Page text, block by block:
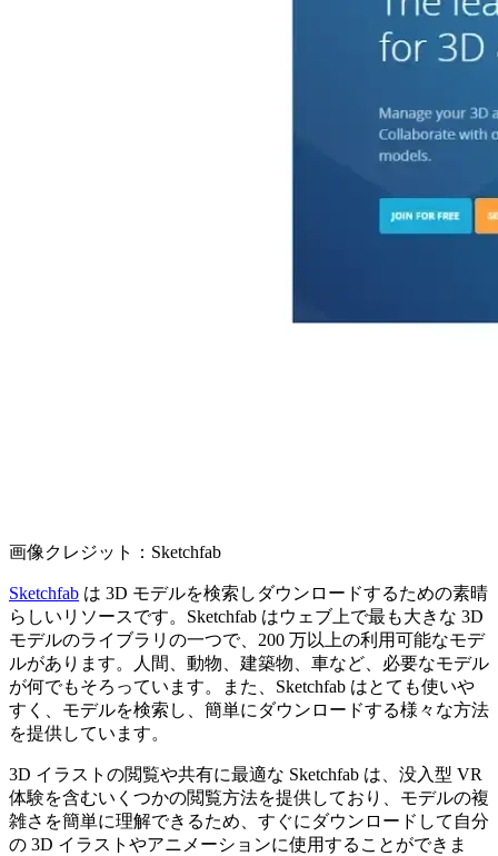
画像クレジット：Sketchfab
Sketchfab は 3D モデルを検索しダウンロードするための素晴
らしいリソースです。Sketchfab はウェブ上で最も大きな 3D
モデルのライブラリの一つで、200 万以上の利用可能なモデ
ルがあります。人間、動物、建築物、車など、必要なモデル
が何でもそろっています。また、Sketchfab はとても使いや
すく、モデルを検索し、簡単にダウンロードする様々な方法
を提供しています。
3D イラストの閲覧や共有に最適な Sketchfab は、没入型 VR
体験を含むいくつかの閲覧方法を提供しており、モデルの複
雑さを簡単に理解できるため、すぐにダウンロードして自分
の 3D イラストやアニメーションに使用することができま